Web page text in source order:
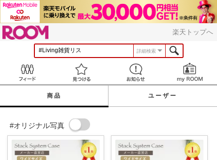
楽天トップへ
詳細検索
見つける お知らせ
商品 ユーザー
#オリジナル写真